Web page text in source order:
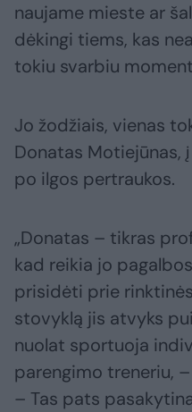
naujame mieste ar
dėkingi tiems, kas
tokiu svarbiu
Jo žodžiais, vienas
Donatas Motiejūnas,
po ilgos pertraukos.
„Donatas – tikras
kad reikia jo
prisidėti prie
stovyklą jis atvyks
nuolat sportuoja
parengimo treneriu,
– Tas pats